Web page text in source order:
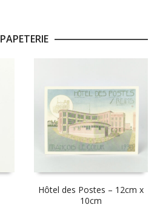
PAPETERIE
Hôtel des Postes – 12cm x
10cm